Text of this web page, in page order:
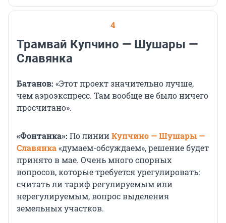
4
Трамвай Купчино — Шушары —
Славянка
Батанов: «Этот проект значительно лучше,
чем аэроэкспресс. Там вообще не было ничего
просчитано».
«Фонтанка»: По линииКупчино — Шушары —
Славянка«думаем-обсуждаем», решение будет
принято в мае. Очень много спорных
вопросов, которые требуется урегулировать:
считать ли тариф регулируемым или
нерегулируемым, вопрос выделения
земельных участков.